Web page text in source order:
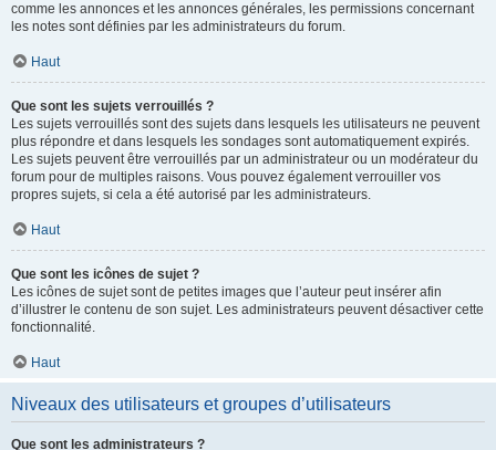
comme les annonces et les annonces générales, les permissions concernant
les notes sont définies par les administrateurs du forum.
Haut
Que sont les sujets verrouillés ?
Les sujets verrouillés sont des sujets dans lesquels les utilisateurs ne peuvent
plus répondre et dans lesquels les sondages sont automatiquement expirés.
Les sujets peuvent être verrouillés par un administrateur ou un modérateur du
forum pour de multiples raisons. Vous pouvez également verrouiller vos
propres sujets, si cela a été autorisé par les administrateurs.
Haut
Que sont les icônes de sujet ?
Les icônes de sujet sont de petites images que l’auteur peut insérer afin
d’illustrer le contenu de son sujet. Les administrateurs peuvent désactiver cette
fonctionnalité.
Haut
Niveaux des utilisateurs et groupes d’utilisateurs
Que sont les administrateurs ?